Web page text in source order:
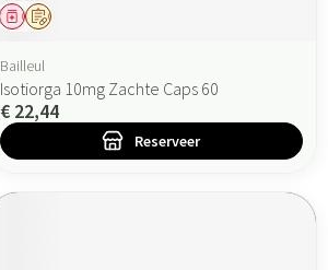
Op voorschrift
Geneesmiddel
Bailleul
Isotiorga 10mg Zachte Caps 60
€ 22,44
Reserveer